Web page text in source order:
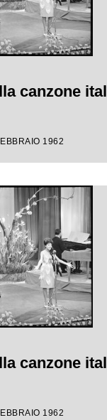
canzone
1962
canzone
1962